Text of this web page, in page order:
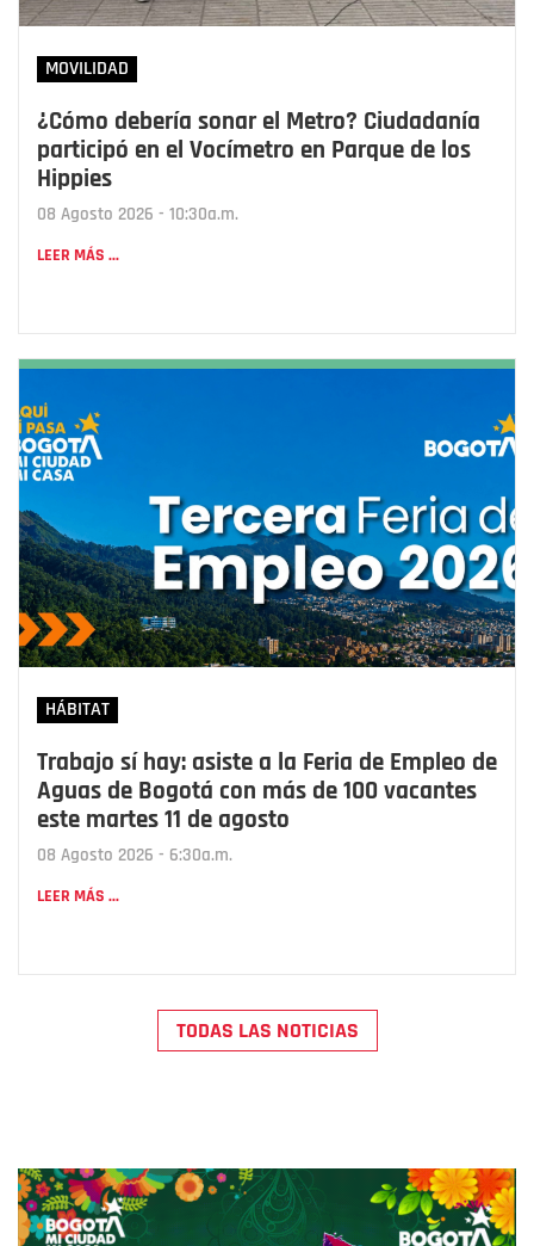
MOVILIDAD
¿Cómo debería sonar el Metro? Ciudadanía
participó en el Vocímetro en Parque de los
Hippies
08 Agosto 2026 - 10:30a.m.
LEER MÁS ...
HÁBITAT
Trabajo sí hay: asiste a la Feria de Empleo de
Aguas de Bogotá con más de 100 vacantes
este martes 11 de agosto
08 Agosto 2026 - 6:30a.m.
LEER MÁS ...
TODAS LAS NOTICIAS